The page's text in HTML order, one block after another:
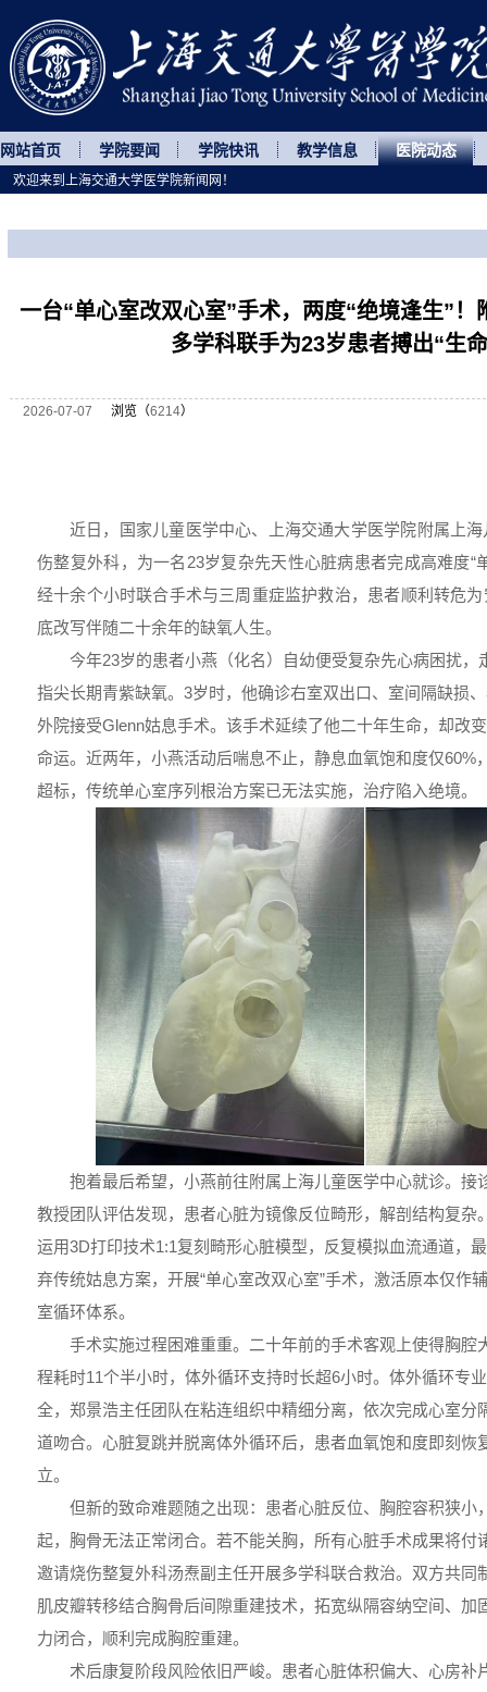
网站首页 学院要闻 学院快讯 教学信息 医院动态
一台“单心室改双心室”手术，两度“绝境逢生”！
多学科联手为23岁患者搏出“生
2026-07-07 浏览（6214）
近日，国家儿童医学中心、上海交通大学医学院附属上
伤整复外科，为一名23岁复杂先天性心脏病患者完成高难度“
经十余个小时联合手术与三周重症监护救治，患者顺利转危
底改写伴随二十余年的缺氧人生。
今年23岁的患者小燕（化名）自幼便受复杂先心病困扰，
指尖长期青紫缺氧。3岁时，他确诊右室双出口、室间隔缺损
外院接受Glenn姑息手术。该手术延续了他二十年生命，却改
命运。近两年，小燕活动后喘息不止，静息血氧饱和度仅60%
超标，传统单心室序列根治方案已无法实施，治疗陷入绝境。
抱着最后希望，小燕前往附属上海儿童医学中心就诊。接
教授团队评估发现，患者心脏为镜像反位畸形，解剖结构复杂
运用3D打印技术1:1复刻畸形心脏模型，反复模拟血流通道，
弃传统姑息方案，开展“单心室改双心室”手术，激活原本仅作
室循环体系。
手术实施过程困难重重。二十年前的手术客观上使得胸腔
程耗时11个半小时，体外循环支持时长超6小时。体外循环专
全，郑景浩主任团队在粘连组织中精细分离，依次完成心室分
道吻合。心脏复跳并脱离体外循环后，患者血氧饱和度即刻恢
立。
但新的致命难题随之出现：患者心脏反位、胸腔容积狭小
起，胸骨无法正常闭合。若不能关胸，所有心脏手术成果将付
邀请烧伤整复外科汤焘副主任开展多学科联合救治。双方共同
肌皮瓣转移结合胸骨后间隙重建技术，拓宽纵隔容纳空间、加
力闭合，顺利完成胸腔重建。
术后康复阶段风险依旧严峻。患者心脏体积偏大、心房补
欢迎来到上海交通大学医学院新闻网！